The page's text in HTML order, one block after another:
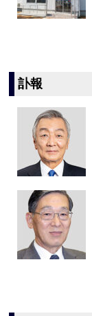
訃報